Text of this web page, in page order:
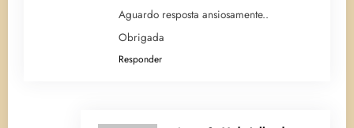
Aguardo resposta ansiosamente..
Obrigada
Responder